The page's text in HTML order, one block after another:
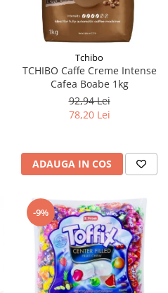
Tchibo
TCHIBO Caffe Creme Intense
Cafea Boabe 1kg
92,94 Lei
78,20 Lei
ADAUGA IN COS
-9%